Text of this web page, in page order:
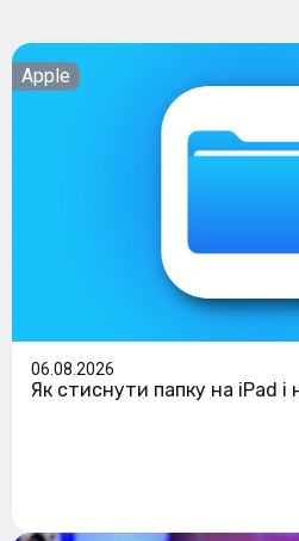
Apple
06.08.2026
Як стиснути папку на iPad і